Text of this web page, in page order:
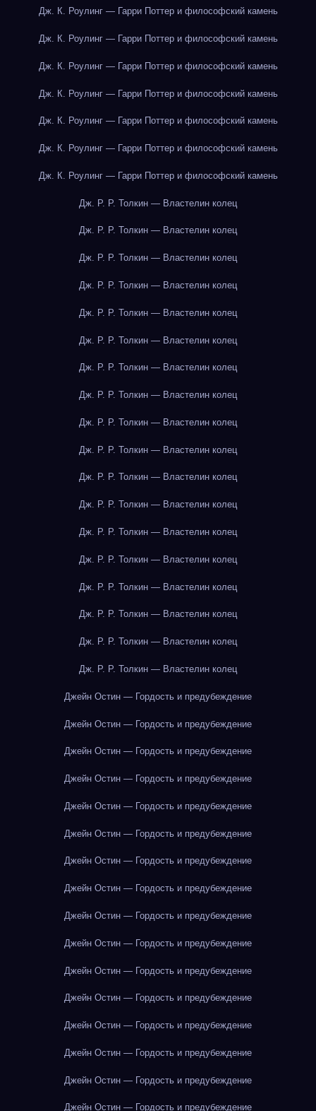
Дж. К. Роулинг — Гарри Поттер и философский камень
Дж. К. Роулинг — Гарри Поттер и философский камень
Дж. К. Роулинг — Гарри Поттер и философский камень
Дж. К. Роулинг — Гарри Поттер и философский камень
Дж. К. Роулинг — Гарри Поттер и философский камень
Дж. К. Роулинг — Гарри Поттер и философский камень
Дж. К. Роулинг — Гарри Поттер и философский камень
Дж. Р. Р. Толкин — Властелин колец
Дж. Р. Р. Толкин — Властелин колец
Дж. Р. Р. Толкин — Властелин колец
Дж. Р. Р. Толкин — Властелин колец
Дж. Р. Р. Толкин — Властелин колец
Дж. Р. Р. Толкин — Властелин колец
Дж. Р. Р. Толкин — Властелин колец
Дж. Р. Р. Толкин — Властелин колец
Дж. Р. Р. Толкин — Властелин колец
Дж. Р. Р. Толкин — Властелин колец
Дж. Р. Р. Толкин — Властелин колец
Дж. Р. Р. Толкин — Властелин колец
Дж. Р. Р. Толкин — Властелин колец
Дж. Р. Р. Толкин — Властелин колец
Дж. Р. Р. Толкин — Властелин колец
Дж. Р. Р. Толкин — Властелин колец
Дж. Р. Р. Толкин — Властелин колец
Дж. Р. Р. Толкин — Властелин колец
Джейн Остин — Гордость и предубеждение
Джейн Остин — Гордость и предубеждение
Джейн Остин — Гордость и предубеждение
Джейн Остин — Гордость и предубеждение
Джейн Остин — Гордость и предубеждение
Джейн Остин — Гордость и предубеждение
Джейн Остин — Гордость и предубеждение
Джейн Остин — Гордость и предубеждение
Джейн Остин — Гордость и предубеждение
Джейн Остин — Гордость и предубеждение
Джейн Остин — Гордость и предубеждение
Джейн Остин — Гордость и предубеждение
Джейн Остин — Гордость и предубеждение
Джейн Остин — Гордость и предубеждение
Джейн Остин — Гордость и предубеждение
Джейн Остин — Гордость и предубеждение